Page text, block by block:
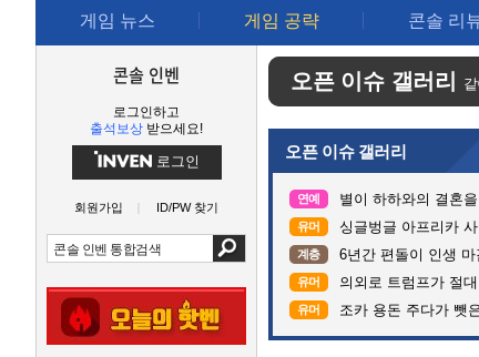
게임 뉴스 게임 공략 콘솔 리
콘솔 인벤
로그인하고
출석보상 받으세요!
로그인
회원가입 ID/PW 찾기
오픈 이슈 갤러리
오픈 이슈 갤러리
연예 별이 하하와의 결혼
유머 싱글벙글 아프리카
계층 6년간 편돌이 인생 마
유머 의외로 트럼프가 절
유머 조카 용돈 주다가 뺏